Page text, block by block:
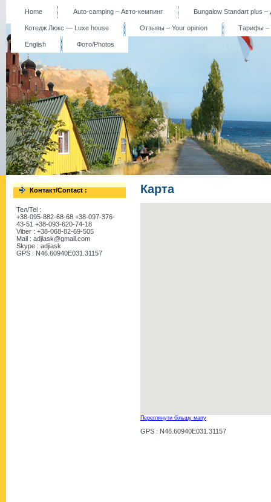
Home Auto-camping – Авто-кемпинг Bungalow Standart plus
Котедж Люкс — Luxe house Отзывы – Your opinion Тарифы –
English Фото/Photos
Контакт/Contact :
Тел/Tel :
+38-095-882-68-68 +38-097-376-
43-51 +38-093-620-74-18
Viber : +38-068-82-69-505
Mail : adjiask@gmail.com
Skype : adjiask
GPS : N46.60940E031.31157
Карта
Переглянути більшу мапу
GPS : N46.60940E031.31157